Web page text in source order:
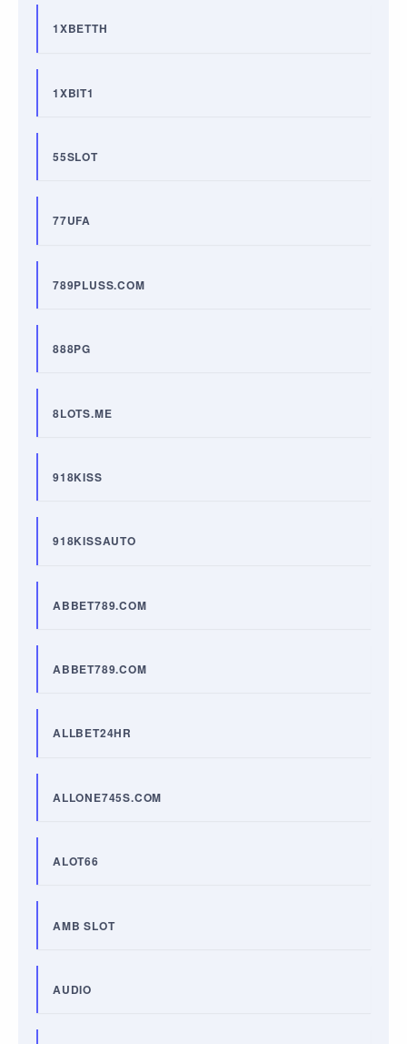
1XBETTH
1XBIT1
55SLOT
77UFA
789PLUSS.COM
888PG
8LOTS.ME
918KISS
918KISSAUTO
ABBET789.COM
ABBET789.COM
ALLBET24HR
ALLONE745S.COM
ALOT66
AMB SLOT
AUDIO